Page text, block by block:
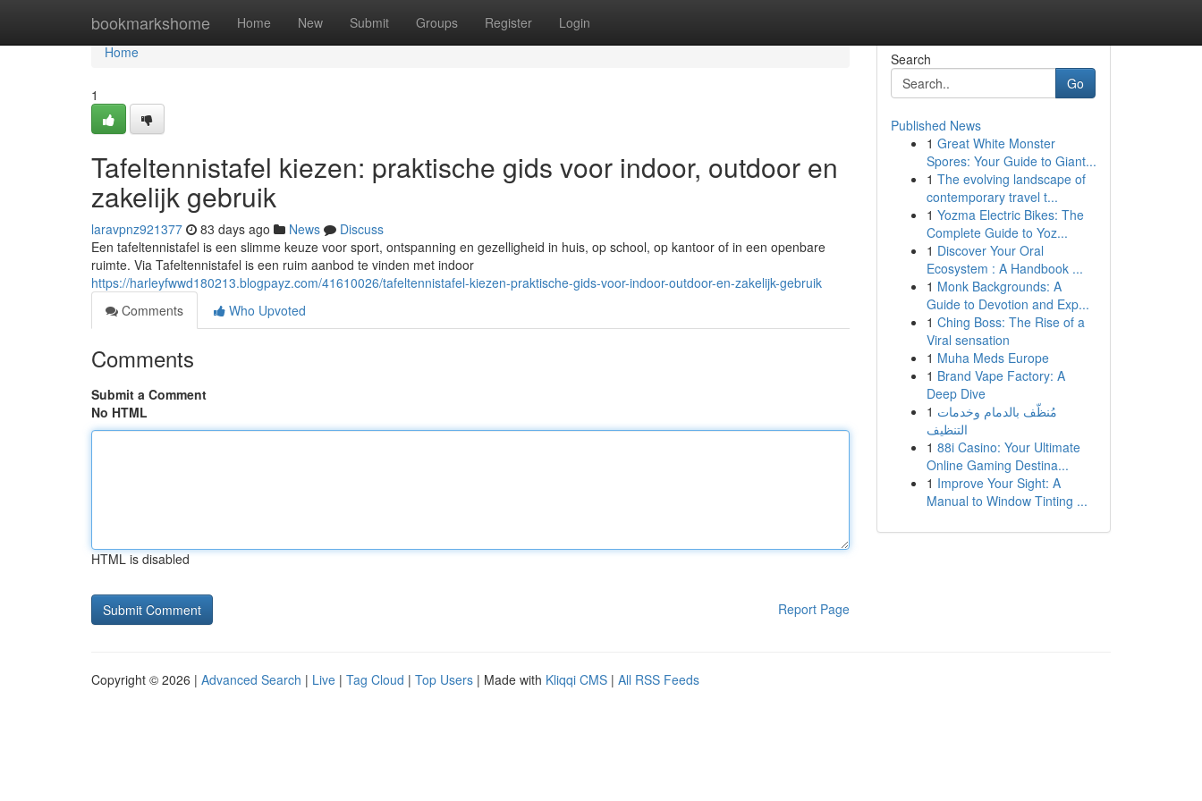
bookmarkshome Home New Submit Groups Register Login
Home
Home
1
Tafeltennistafel kiezen: praktische gids voor indoor, outdoor en
zakelijk gebruik
laravpnz921377 83 days ago News
Discuss
Een tafeltennistafel is een slimme keuze voor sport, ontspanning en gezelligheid in huis, op school, op kantoor of in een openbare
ruimte. Via Tafeltennistafel is een ruim aanbod te vinden met indoor
https://harleyfwwd180213.blogpayz.com/41610026/tafeltennistafel-kiezen-praktische-gids-voor-indoor-outdoor-en-zakelijk-gebruik
Comments
Who Upvoted
Comments
Submit a Comment
No HTML
HTML is disabled
Report Page
Search
Go
Published News
1 Great White Monster
Spores: Your Guide to Giant...
1 The evolving landscape of
contemporary travel t...
1 Yozma Electric Bikes: The
Complete Guide to Yoz...
1 Discover Your Oral
Ecosystem : A Handbook ...
1 Monk Backgrounds: A
Guide to Devotion and Exp...
1 Ching Boss: The Rise of a
Viral sensation
1 Muha Meds Europe
1 Brand Vape Factory: A
Deep Dive
1 مُنظّف بالدمام وخدمات
التنظيف
1 88i Casino: Your Ultimate
Online Gaming Destina...
1 Improve Your Sight: A
Manual to Window Tinting ...
Copyright © 2026 | Advanced Search | Live | Tag Cloud | Top Users | Made with Kliqqi CMS | All RSS Feeds